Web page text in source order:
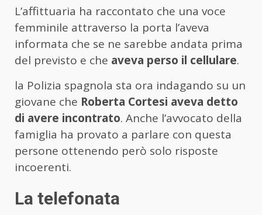
L’affittuaria ha raccontato che una voce
femminile attraverso la porta l’aveva
informata che se ne sarebbe andata prima
del previsto e che aveva perso il cellulare.
la Polizia spagnola sta ora indagando su un
giovane che Roberta Cortesi aveva detto
di avere incontrato. Anche l’avvocato della
famiglia ha provato a parlare con questa
persone ottenendo però solo risposte
incoerenti.
La telefonata